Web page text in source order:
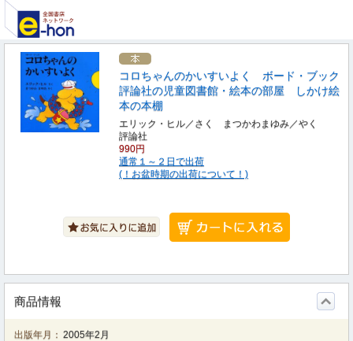
コロちゃんのかいすいよく ボード・ブック
評論社の児童図書館・絵本の部屋 しかけ絵
本の本棚
エリック・ヒル／さく まつかわまゆみ／やく
評論社
990円
通常１～２日で出荷
(！お盆時期の出荷について！)
商品情報
出版年月： 2005年2月